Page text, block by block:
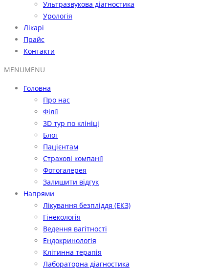
Ультразвукова діагностика
Урологія
Лікарі
Прайс
Контакти
MENUMENU
Головна
Про нас
Філії
3D тур по клініці
Блог
Пацієнтам
Страхові компанії
Фотогалерея
Залишити відгук
Напрями
Лікування безпліддя (ЕКЗ)
Гінекологія
Ведення вагітності
Ендокринологія
Клітинна терапія
Лабораторна діагностика